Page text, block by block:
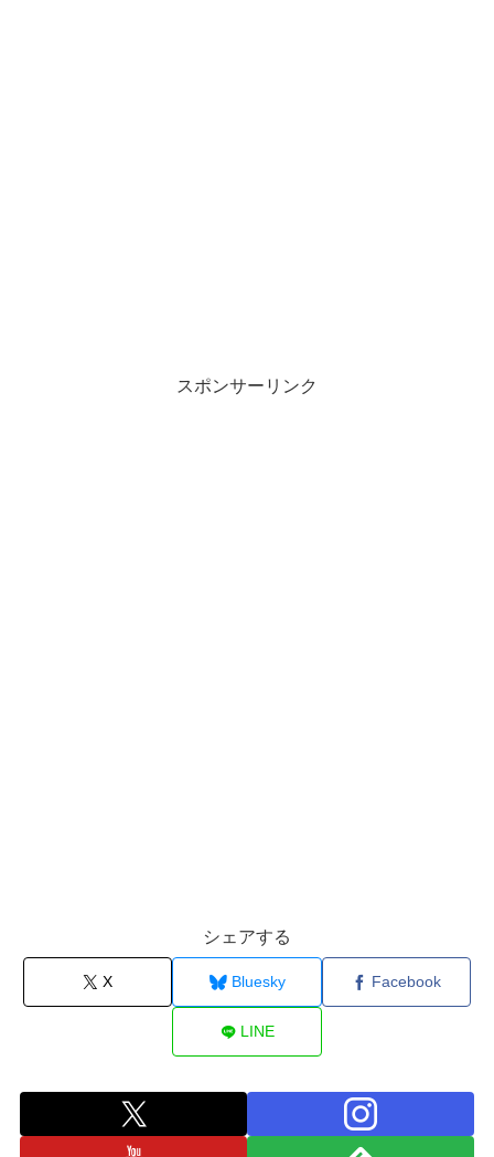
スポンサーリンク
シェアする
X Bluesky Facebook
LINE